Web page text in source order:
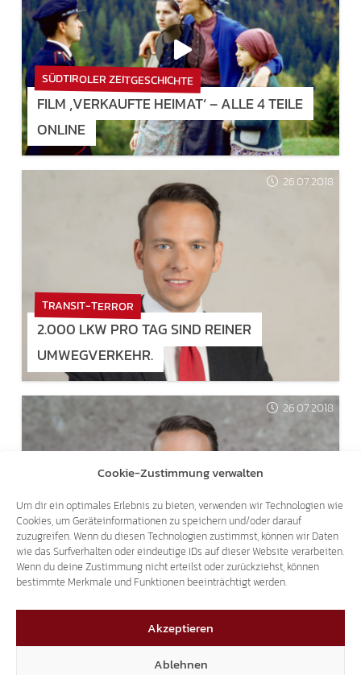
Cookie-Zustimmung verwalten
Um dir ein optimales Erlebnis zu bieten, verwenden wir Technologien wie
Cookies, um Geräteinformationen zu speichern und/oder darauf
zuzugreifen. Wenn du diesen Technologien zustimmst, können wir Daten
wie das Surfverhalten oder eindeutige IDs auf dieser Website verarbeiten.
Wenn du deine Zustimmung nicht erteilst oder zurückziehst, können
bestimmte Merkmale und Funktionen beeinträchtigt werden.
Akzeptieren
Ablehnen
SÜDTIROLER ZEITGESCHICHTE
FILM ‚VERKAUFTE HEIMAT‘ – ALLE 4 TEILE
ONLINE
26.07.2018
TRANSIT-TERROR
2.000 LKW PRO TAG SIND REINER
UMWEGVERKEHR.
26.07.2018
THEMA DOPPELPASS
SVEN KNOLL BEI RAI3 – "AGORÀ ESTATE"